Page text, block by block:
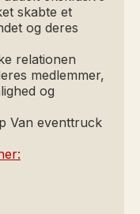
skabte et
og deres
relationen
medlemmer,
og
Van eventtruck